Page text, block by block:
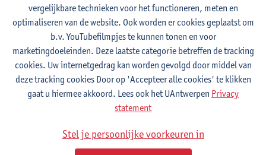
Contact
Campus Drie Eiken
Universiteitsplein 1
2610 Wilrijk, BEL
vergelijkbare technieken voor het functioneren, meten en
optimaliseren van de website. Ook worden er cookies geplaatst om
b.v. YouTubefilmpjes te kunnen tonen en voor
marketingdoeleinden. Deze laatste categorie betreffen de tracking
cookies. Uw internetgedrag kan worden gevolgd door middel van
deze tracking cookies Door op 'Accepteer alle cookies' te klikken
gaat u hiermee akkoord. Lees ook het UAntwerpen Privacy
statement
Stel je persoonlijke voorkeuren in